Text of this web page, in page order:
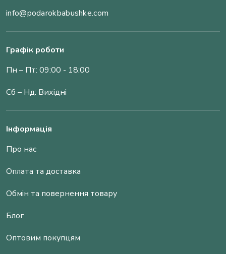
info@podarokbabushke.com
Графік роботи
Пн – Пт: 09:00 - 18:00
Сб – Нд: Вихідні
Інформація
Про нас
Оплата та доставка
Обмін та повернення товару
Блог
Оптовим покупцям